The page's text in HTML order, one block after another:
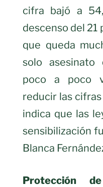
cifra bajó a
descenso del 21
que queda
solo asesinato
poco a poco
reducir las
indica que las
sensibilización
Blanca
Protección